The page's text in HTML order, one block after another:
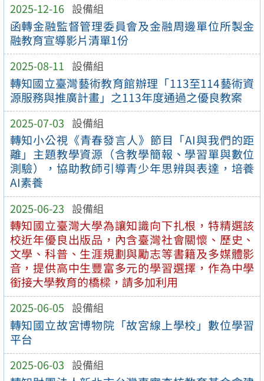
2025-12-16 設備組
函轉金融監督管理委員會及金融周邊單位所製金
融教育宣導影片清單1份
2025-08-11 設備組
轉知國立臺灣藝術教育館辦理「113至114藝術資
源服務與推廣計畫」之113年度通過之優良教案
2025-07-03 設備組
轉知小公視《青春發言人》節目「AI與我們的距
離」主題教學資源（含教學簡報、學習單與數位
測驗），協助教師引導青少年思辨與表達，培養
AI素養
2025-06-23 設備組
轉知國立臺灣大學為讓知識向下扎根，特精選該
校近年優良出版品，內含臺灣社會關懷、歷史、
文學、科普、生涯規劃與勵志等書籍及多媒體影
音，提供高中生豐富多元的學習選擇，作為中學
銜接大學教育的橋樑，請多加利用
2025-06-05 設備組
轉知國立故宮博物院「故宮線上學校」數位學習
平台
2025-06-03 設備組